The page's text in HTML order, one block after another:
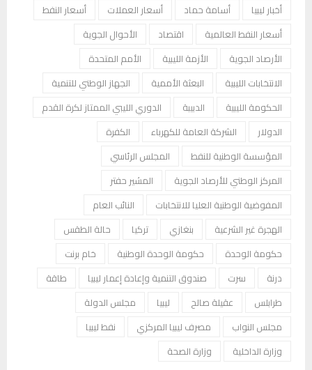
أخبار ليبيا أسامة حماد أسعار العملات
أسعار النفط
أسعار النفط العالمية
اقتصاد
الأحوال الجوية
الأرصاد الجوية
الأزمة الليبية
الأمم المتحدة
الانتخابات الليبية
البعثة الأممية
الجهاز الوطني للتنمية
الحكومة الليبية
الدبيبة
الدوري الليبي الممتاز لكرة القدم
الدولار
الشركة العامة للكهرباء
الكفرة
المؤسسة الوطنية للنفط
المجلس الرئاسي
المركز الوطني للأرصاد الجوية
المشير حفتر
المفوضية الوطنية العليا للانتخابات
النائب العام
الهجرة غير الشرعية
بنغازي تركيا
حالة الطقس
حكومة الوحدة
حكومة الوحدة الوطنية
خام برنت
درنة
سرت صندوق التنمية وإعادة إعمار ليبيا
طاقة
طرابلس
عقيلة صالح ليبيا
مجلس الدولة
مجلس النواب
مصرف ليبيا المركزي
نفط ليبيا
وزارة الداخلية
وزارة الصحة